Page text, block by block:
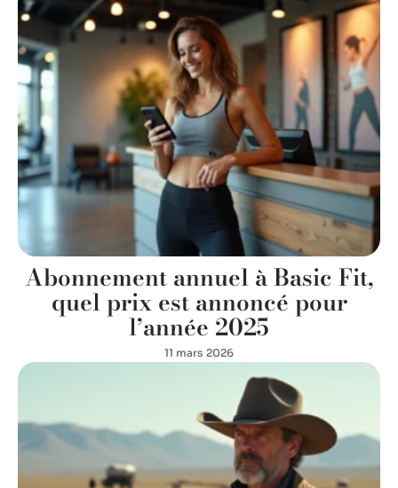
Abonnement annuel à Basic Fit,
quel prix est annoncé pour
l’année 2025
11 mars 2026